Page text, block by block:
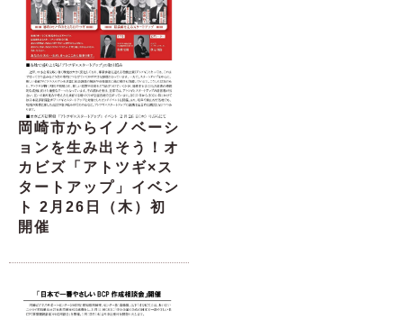
岡崎市からイノベーシ
ョンを生み出そう！オ
カビズ「アトツギ×ス
タートアップ」イベン
ト 2月26日（木）初
開催